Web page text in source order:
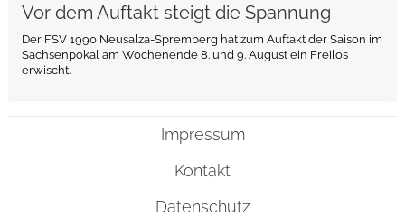
Vor dem Auftakt steigt die Spannung
Der FSV 1990 Neusalza-Spremberg hat zum Auftakt der Saison im
Sachsenpokal am Wochenende 8. und 9. August ein Freilos
erwischt.
Impressum
Kontakt
Datenschutz